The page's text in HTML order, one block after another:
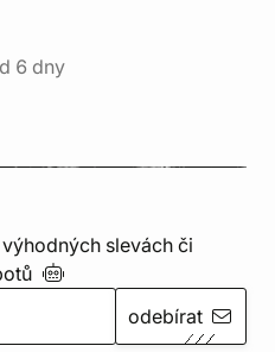
6 dny
slevách či
odebírat